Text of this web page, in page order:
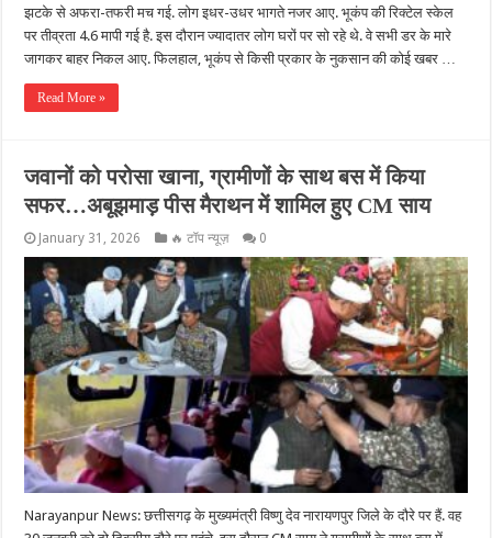
झटके से अफरा-तफरी मच गई. लोग इधर-उधर भागते नजर आए. भूकंप की रिक्टेल स्केल
पर तीव्रता 4.6 मापी गई है. इस दौरान ज्यादातर लोग घरों पर सो रहे थे. वे सभी डर के मारे
जागकर बाहर निकल आए. फिलहाल, भूकंप से किसी प्रकार के नुकसान की कोई खबर …
Read More »
जवानों को परोसा खाना, ग्रामीणों के साथ बस में किया
सफर…अबूझमाड़ पीस मैराथन में शामिल हुए CM साय
January 31, 2026 🔥 टॉप न्यूज़ 0
Narayanpur News: छत्तीसगढ़ के मुख्यमंत्री विष्णु देव नारायणपुर जिले के दौरे पर हैं. वह